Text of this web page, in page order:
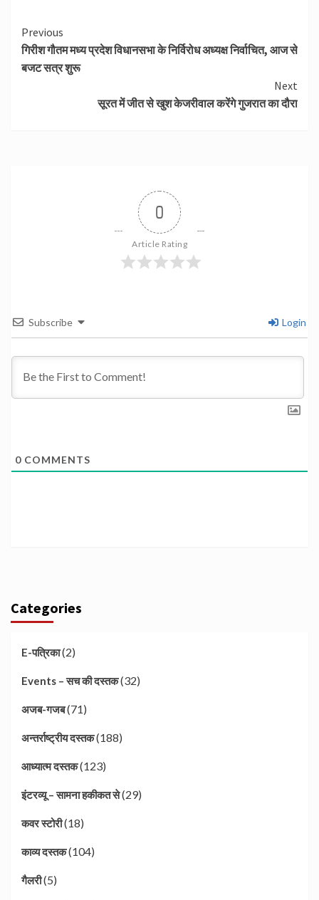
Continue
Reading
Previous
गिरीश गौतम मध्य प्रदेश विधानसभा के निर्विरोध अध्यक्ष निर्वाचित, आज से
बजट सत्र शुरू
Next
सूरत में जीत से खुश केजरीवाल करेंगे गुजरात का दौरा
0
Article Rating
Subscribe Login
0 COMMENTS
Categories
E-पत्रिका(2)
Events – सच की दस्तक(32)
अजब-गजब(71)
अन्तर्राष्ट्रीय दस्तक(188)
आध्यात्म दस्तक(123)
इंटरव्यू – सामना हकीकत से(29)
कवर स्टोरी(18)
काव्य दस्तक(104)
गैलरी(5)